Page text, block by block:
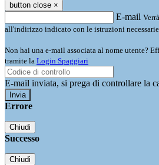
button close ×
E-mail
all'indirizzo indicato con le istruzioni
Non hai una e-mail associata al nome utente?
tramite la Login Spaggiari
E-mail inviata, si prega di controllare la
Errore
Chiudi
Successo
Chiudi